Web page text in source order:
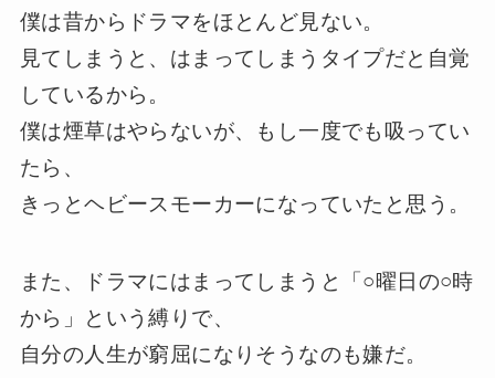
僕は昔からドラマをほとんど見ない。
見てしまうと、はまってしまうタイプだと自覚
しているから。
僕は煙草はやらないが、もし一度でも吸ってい
たら、
きっとヘビースモーカーになっていたと思う。
また、ドラマにはまってしまうと「○曜日の○時
から」という縛りで、
自分の人生が窮屈になりそうなのも嫌だ。